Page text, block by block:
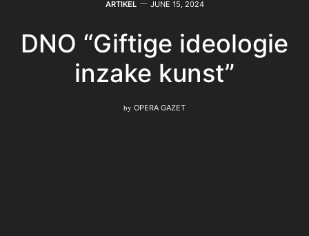
ARTIKEL JUNE 15, 2024
DNO “Giftige ideologie
inzake kunst”
by OPERA GAZET